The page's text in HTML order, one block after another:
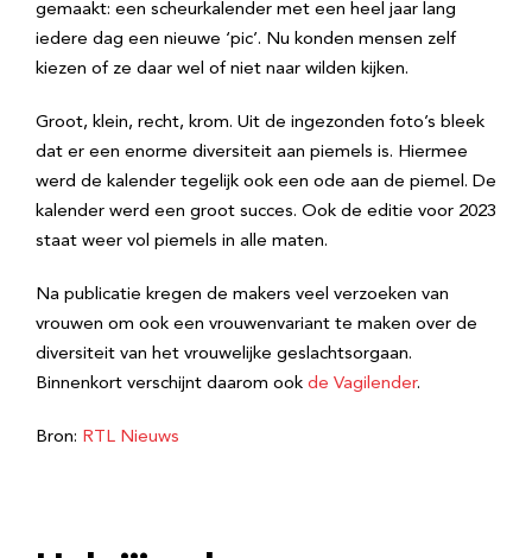
gemaakt: een scheurkalender met een heel jaar lang
iedere dag een nieuwe ‘pic’. Nu konden mensen zelf
kiezen of ze daar wel of niet naar wilden kijken.
Groot, klein, recht, krom. Uit de ingezonden foto’s bleek
dat er een enorme diversiteit aan piemels is. Hiermee
werd de kalender tegelijk ook een ode aan de piemel. De
kalender werd een groot succes. Ook de editie voor 2023
staat weer vol piemels in alle maten.
Na publicatie kregen de makers veel verzoeken van
vrouwen om ook een vrouwenvariant te maken over de
diversiteit van het vrouwelijke geslachtsorgaan.
Binnenkort verschijnt daarom ook de Vagilender.
Bron: RTL Nieuws